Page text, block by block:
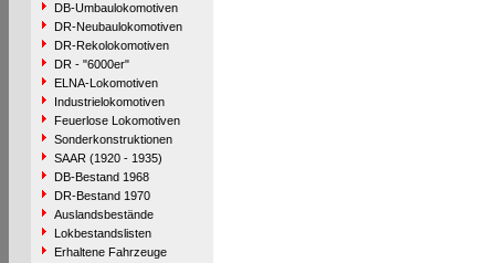
DB-Umbaulokomotiven
DR-Neubaulokomotiven
DR-Rekolokomotiven
DR - "6000er"
ELNA-Lokomotiven
Industrielokomotiven
Feuerlose Lokomotiven
Sonderkonstruktionen
SAAR (1920 - 1935)
DB-Bestand 1968
DR-Bestand 1970
Auslandsbestände
Lokbestandslisten
Erhaltene Fahrzeuge